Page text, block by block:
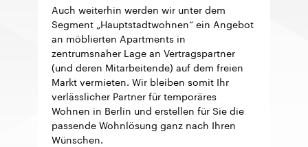
Auch weiterhin werden wir unter dem
Segment „Hauptstadtwohnen“ ein Angebot
an möblierten Apartments in
zentrumsnaher Lage an Vertragspartner
(und deren Mitarbeitende) auf dem freien
Markt vermieten. Wir bleiben somit Ihr
verlässlicher Partner für temporäres
Wohnen in Berlin und erstellen für Sie die
passende Wohnlösung ganz nach Ihren
Wünschen.